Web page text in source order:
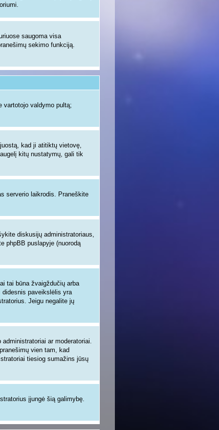
saugoma visa
sekimo funkciją.
vartotojo valdymo pultą;
kad ji atitiktų vietovę,
kitų nustatymų, gali tik
serverio laikrodis. Praneškite
diskusijų administratoriaus,
phpBB puslapyje (nuorodą
tai būna žvaigždučių arba
paveikslėlis yra
Jeigu negalite jų
ar moderatoriai.
vien tam, kad
tiesiog sumažins jūsų
įjungė šią galimybę.